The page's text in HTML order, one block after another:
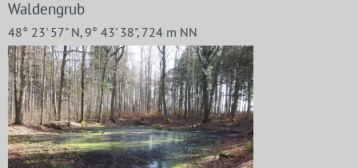
Waldengrub
48° 23' 57" N, 9° 43' 38", 724 m NN